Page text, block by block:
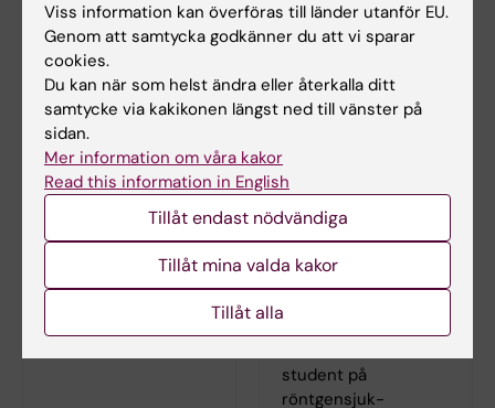
Canvas
I lärplattformen
Canvas hittar du dina
aktuella kurser. Du
loggar in i Canvas
med ditt KI-ID och
För dig som är
röntgensjuk­
sköterske­
programmet
På röntgensjuk­
sköterske­
programmets
student på
röntgensjuk­
Viss information kan överföras till länder utanför EU.
Genom att samtycka godkänner du att vi sparar
cookies.
Du kan när som helst ändra eller återkalla ditt
samtycke via kakikonen längst ned till vänster på
sidan.
Mer information om våra kakor
Read this information in English
Tillåt endast nödvändiga
Tillåt mina valda kakor
Tillåt alla